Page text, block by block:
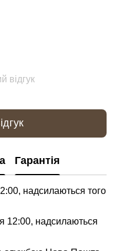
відгук
Гарантія
надсилаються того
12:00, надсилаються